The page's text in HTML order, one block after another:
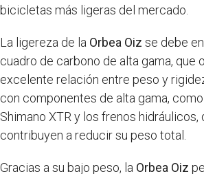
bicicletas más ligeras del mercado.
La ligereza de la Orbea Oiz se debe
cuadro de carbono de alta gama, que
excelente relación entre peso y
con componentes de alta gama,
Shimano XTR y los frenos hidráulicos,
contribuyen a reducir su peso total.
Gracias a su bajo peso, la Orbea Oiz